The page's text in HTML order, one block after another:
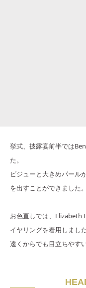
挙式、披露宴前半では
た。
ビジューと大きめパール
を出すことができました。
お色直しでは、Elizabeth
イヤリングを着用しました
遠くからでも目立ちやす